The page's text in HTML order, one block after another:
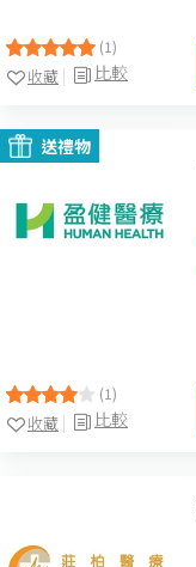
(1)
比較
收藏
送禮物
(1)
比較
收藏